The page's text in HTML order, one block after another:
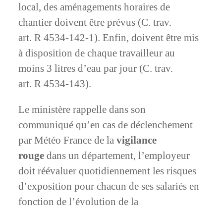
local, des aménagements horaires de
chantier doivent être prévus (C. trav.
art. R 4534-142-1). Enfin, doivent être mis
à disposition de chaque travailleur au
moins 3 litres d’eau par jour (C. trav.
art. R 4534-143).
Le ministère rappelle dans son
communiqué qu’en cas de déclenchement
par Météo France de lavigilance
rouge dans un département, l’employeur
doit réévaluer quotidiennement les risques
d’exposition pour chacun de ses salariés en
fonction de l’évolution de la